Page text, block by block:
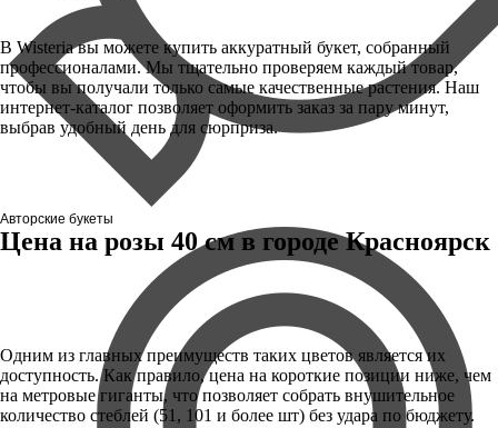
Авторские букеты
В Wisteria вы можете купить аккуратный букет, собранный
профессионалами. Мы тщательно проверяем каждый товар,
чтобы вы получали только самые качественные растения. Наш
интернет-каталог позволяет оформить заказ за пару минут,
выбрав удобный день для сюрприза.
Цена на розы 40 см в городе Красноярск
Одним из главных преимуществ таких цветов является их
доступность. Как правило, цена на короткие позиции ниже, чем
на метровые гиганты, что позволяет собрать внушительное
количество стеблей (51, 101 и более шт) без удара по бюджету.